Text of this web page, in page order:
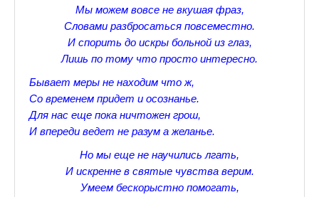
Секции настольного тенниса в Пушкинском районе
Прогулки по Царскому Селу. Весна.
Прогулки по Царскому Селу. Лето
Прогулки по Царскому Селу. Осень
Царскосельские Стихи
Александр Пушкин Стихи
Мы можем вовсе не вкушая фраз,
Словами разбросаться повсеместно.
И спорить до искры больной из глаз,
Лишь по тому что просто интересно.
Бывает меры не находим что ж,
Со временем придет и осознанье.
Для нас еще пока ничтожен грош,
И впереди ведет не разум а желанье.
Но мы еще не научились лгать,
И искренне в святые чувства верим.
Умеем бескорыстно помогать,